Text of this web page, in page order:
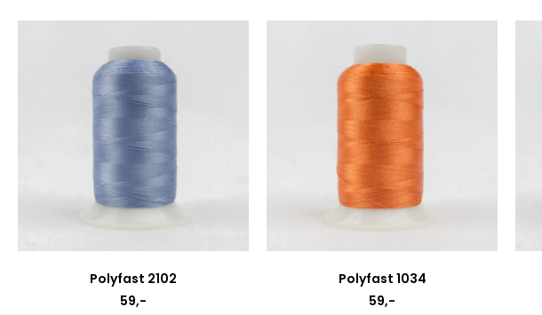
Polyfast 2102
59,-
Polyfast 1034
59,-